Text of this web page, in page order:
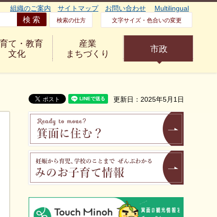
組織のご案内 サイトマップ お問い合わせ Multilingual
検索の仕方 文字サイズ・色合いの変更
て・教育
文化
産業
まちづくり
市政
更新日：2025年5月1日